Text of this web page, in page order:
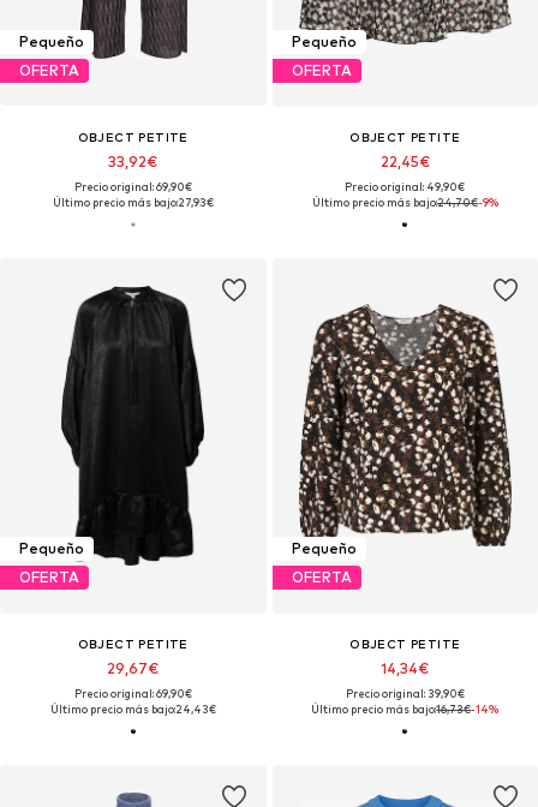
Pequeño
OFERTA
OBJECT PETITE
33,92€
Precio original: 69,90€
Último precio más bajo:27,93€
Pequeño
OFERTA
OBJECT PETITE
22,45€
Precio original: 49,90€
Último precio más bajo:24,70€-9%
Pequeño
OFERTA
OBJECT PETITE
29,67€
Precio original: 69,90€
Último precio más bajo:24,43€
Pequeño
OFERTA
OBJECT PETITE
14,34€
Precio original: 39,90€
Último precio más bajo:16,73€-14%